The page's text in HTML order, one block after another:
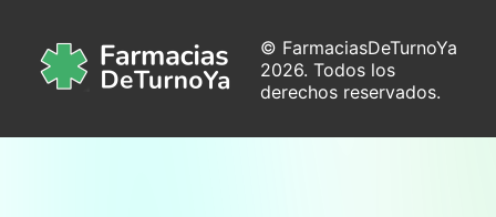
© FarmaciasDeTurnoYa
2026. Todos los
derechos reservados.